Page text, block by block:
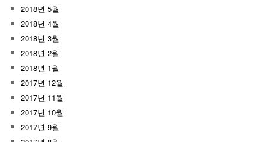
2018년 5월
2018년 4월
2018년 3월
2018년 2월
2018년 1월
2017년 12월
2017년 11월
2017년 10월
2017년 9월